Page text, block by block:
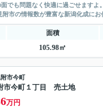
でも問題なく快適に過ごせます
市の情報数が豊富な新潟化成に
面積
105.98㎡
附市今町
市今町１丁目 売土地
万円